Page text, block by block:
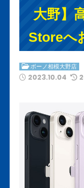
大野】
Storeへ
ボーノ相模大野店
2023.10.04